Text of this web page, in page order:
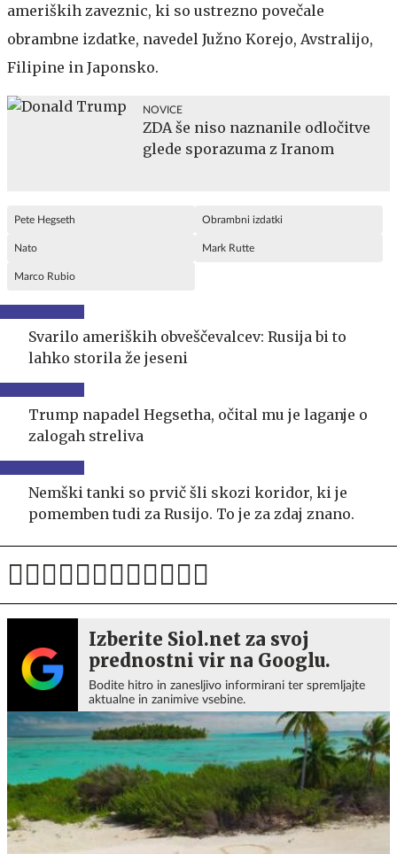
ameriških zaveznic, ki so ustrezno povečale
obrambne izdatke, navedel Južno Korejo, Avstralijo,
Filipine in Japonsko.
NOVICE
ZDA še niso naznanile odločitve
glede sporazuma z Iranom
Pete Hegseth Obrambni izdatki
Nato Mark Rutte
Marco Rubio
Svarilo ameriških obveščevalcev: Rusija bi to
lahko storila že jeseni
Trump napadel Hegsetha, očital mu je laganje o
zalogah streliva
Nemški tanki so prvič šli skozi koridor, ki je
pomemben tudi za Rusijo. To je za zdaj znano.
Izberite Siol.net za svoj
prednostni vir na Googlu.
Bodite hitro in zanesljivo informirani ter spremljajte
aktualne in zanimive vsebine.